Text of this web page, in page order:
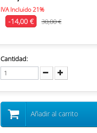
IVA Incluido 21%
-14,00 € 30,00 €
Cantidad:
Añadir al carrito